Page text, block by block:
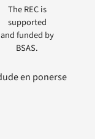
The REC is
supported
and funded by
BSAS.
en ponerse